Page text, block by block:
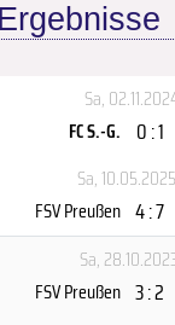
Sa,
FC S.-G. 0 : 1
Sa, 10.05.2025
FSV Preußen 4 : 7
Sa,
FSV Preußen 3 : 2